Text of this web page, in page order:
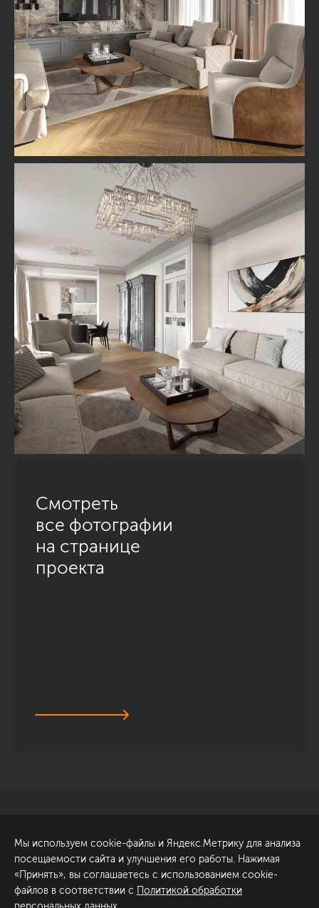
Смотреть
все фотографии
на странице
проекта
Обсудить проект
ул. Академика Павлова, 6
к1
+7 (812) 200-95-55
Мы используем cookie-файлы и Яндекс.Метрику для анализа
посещаемости сайта и улучшения его работы. Нажимая
«Принять», вы соглашаетесь с использованием cookie-
файлов в соответствии с Политикой обработки